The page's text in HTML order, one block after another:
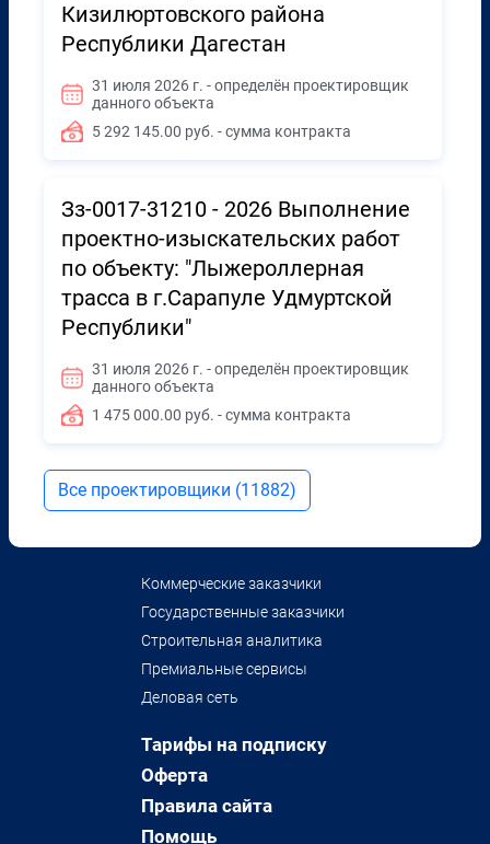
Кизилюртовского района
Республики Дагестан
31 июля 2026 г. - определён проектировщик
данного объекта
5 292 145.00 руб. - сумма контракта
Зз-0017-31210 - 2026 Выполнение
проектно-изыскательских работ
по объекту: "Лыжероллерная
трасса в г.Сарапуле Удмуртской
Республики"
31 июля 2026 г. - определён проектировщик
данного объекта
1 475 000.00 руб. - сумма контракта
Все проектировщики (11882)
Коммерческие заказчики
Государственные заказчики
Строительная аналитика
Премиальные сервисы
Деловая сеть
Тарифы на подписку
Оферта
Правила сайта
Помощь